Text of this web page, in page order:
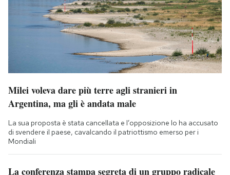
Milei voleva dare più terre agli stranieri in
Argentina, ma gli è andata male
La sua proposta è stata cancellata e l’opposizione lo ha accusato
di svendere il paese, cavalcando il patriottismo emerso per i
Mondiali
La conferenza stampa segreta di un gruppo radicale